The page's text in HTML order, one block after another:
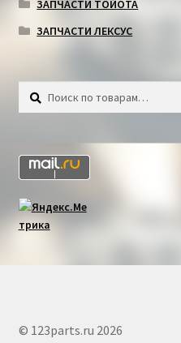
ЗАПЧАСТИ ТОЙОТА
ЗАПЧАСТИ ЛЕКСУС
Искать:
Поиск
© 123parts.ru 2026